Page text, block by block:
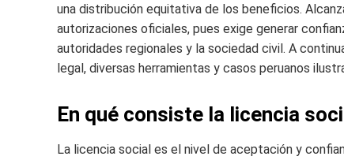
una distribución equitativa de los beneficios.
autorizaciones oficiales, pues exige generar
autoridades regionales y la sociedad civil. A
legal, diversas herramientas y casos peruanos
En qué consiste la licencia
La licencia social es el nivel de aceptación y